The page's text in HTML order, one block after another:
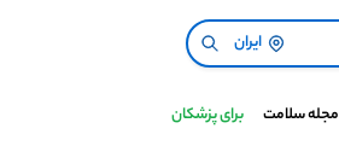
ایران
مجله سلامت برای پزشکان